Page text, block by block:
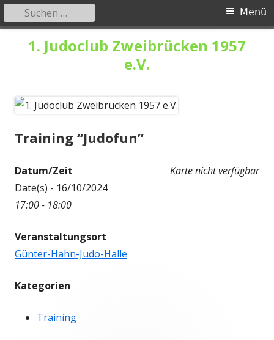
1. Judoclub Zweibrücken 1957
e.V.
Primäres
Menü
Menü
Suchen
nach:
Training “Judofun”
Karte nicht verfügbar
Datum/Zeit
Date(s) - 16/10/2024
17:00 - 18:00
Veranstaltungsort
Günter-Hahn-Judo-Halle
Kategorien
Training